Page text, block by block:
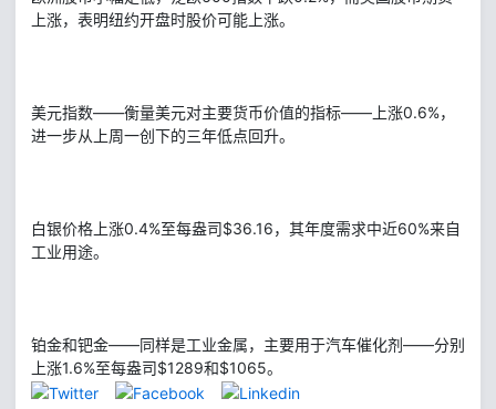
上涨，表明纽约开盘时股价可能上涨。
美元指数——衡量美元对主要货币价值的指标——上涨0.6%，
进一步从上周一创下的三年低点回升。
白银价格上涨0.4%至每盎司$36.16，其年度需求中近60%来自
工业用途。
铂金和钯金——同样是工业金属，主要用于汽车催化剂——分别
上涨1.6%至每盎司$1289和$1065。